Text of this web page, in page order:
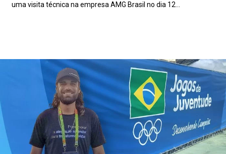
uma visita técnica na empresa AMG Brasil no dia 12...